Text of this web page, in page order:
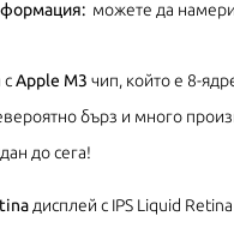
можете да
сApple M3 чип, който е 8-
бърз и много
до сега!
дисплей с IPS Liquid